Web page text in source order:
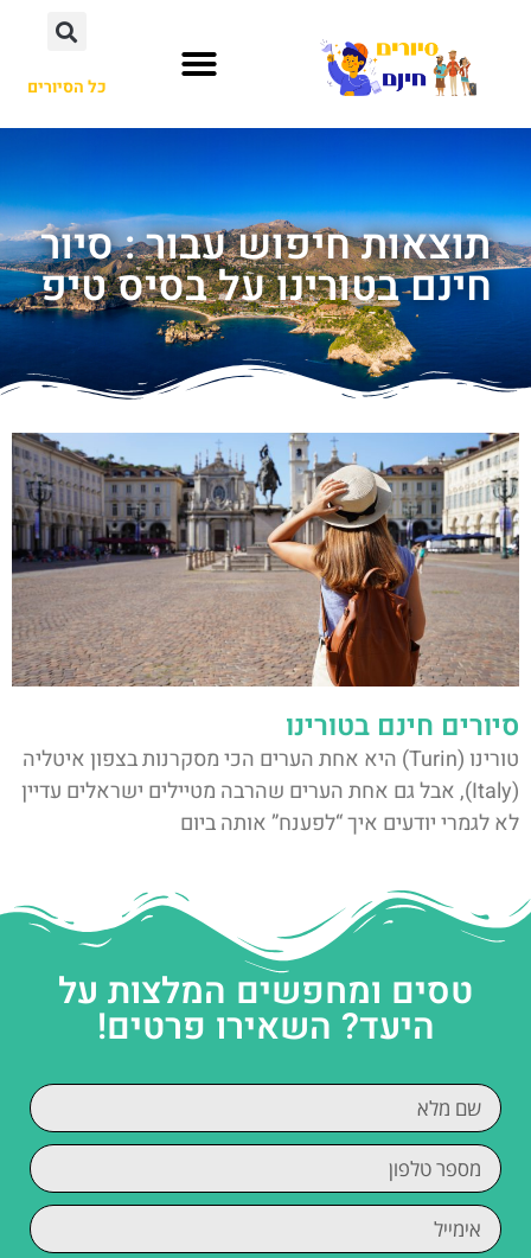
כל הסיורים
תוצאות חיפוש עבור : סיור
חינם בטורינו על בסיס טיפ
סיורים חינם בטורינו
טורינו (Turin) היא אחת הערים הכי מסקרנות בצפון איטליה
(Italy), אבל גם אחת הערים שהרבה מטיילים ישראלים עדיין
לא לגמרי יודעים איך “לפענח” אותה ביום
טסים ומחפשים המלצות על
היעד? השאירו פרטים!